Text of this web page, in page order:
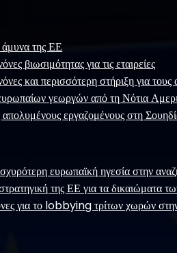
άμυνα της ΕΕ
βιωσιμότητας για τις εταιρείες
και περισσότερη στήριξη για τους
γεωργών από τη Νότια
απολυμένους εργαζομένους στη
ευρωπαϊκή ηγεσία στην
της ΕΕ για τα δικαιώματα
για το lobbying τρίτων χωρών